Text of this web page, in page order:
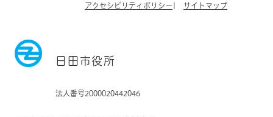
アクセシビリティポリシー
サイトマップ
日田市役所
法人番号2000020442046